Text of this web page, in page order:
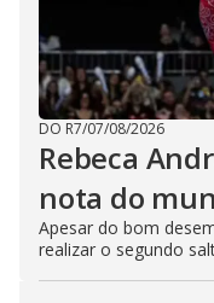
DO R7/07/08/2026
Rebeca
nota do
Apesar do bom
realizar o segundo